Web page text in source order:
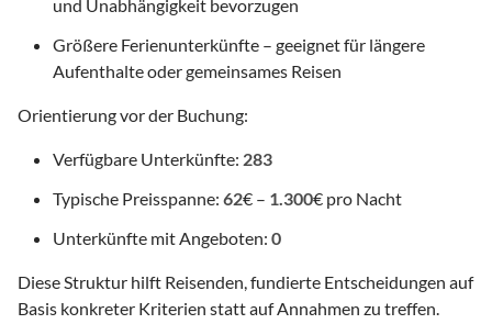
und Unabhängigkeit bevorzugen
Größere Ferienunterkünfte – geeignet für längere
Aufenthalte oder gemeinsames Reisen
Orientierung vor der Buchung:
Verfügbare Unterkünfte: 283
Typische Preisspanne: 62€ – 1.300€ pro Nacht
Unterkünfte mit Angeboten: 0
Diese Struktur hilft Reisenden, fundierte Entscheidungen auf
Basis konkreter Kriterien statt auf Annahmen zu treffen.